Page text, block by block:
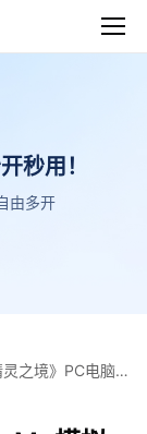
秒用！
由多开
灵之境》PC电脑